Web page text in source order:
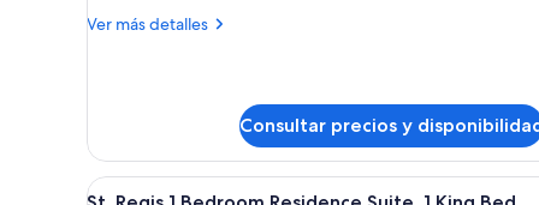
matrimonio
complejo
turístico
Ver más detalles
Más
cama
de
matrimonio
Consultar precios y
Abrir
Un dormitorio moderno con
5